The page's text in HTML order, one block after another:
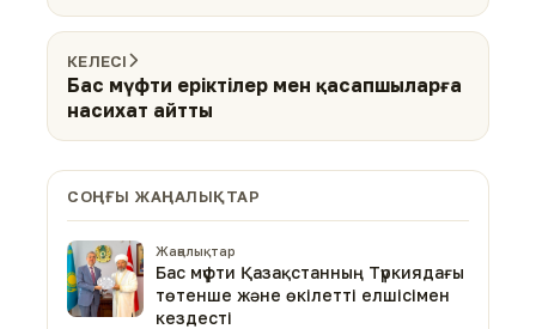
КЕЛЕСІ
Бас мүфти еріктілер мен қасапшыларға
насихат айтты
СОҢҒЫ ЖАҢАЛЫҚТАР
Жаңалықтар
Бас мүфти Қазақстанның Түркиядағы
төтенше және өкілетті елшісімен
кездесті